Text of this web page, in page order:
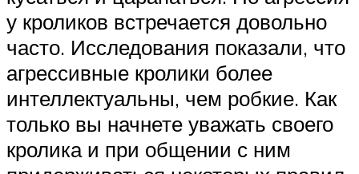
у кроликов встречается довольно
часто. Исследования показали, что
агрессивные кролики более
интеллектуальны, чем робкие. Как
только вы начнете уважать своего
кролика и при общении с ним